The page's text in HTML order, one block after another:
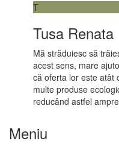
T
Tusa Renata
Mă străduiesc să
acest sens, mare
că oferta lor este atât
multe produse
reducând astfel
Meniu